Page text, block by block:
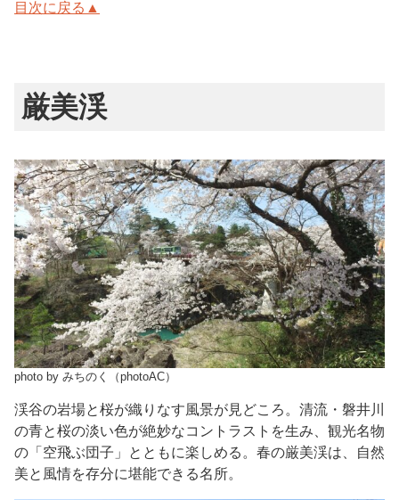
目次に戻る▲
厳美渓
photo by みちのく（photoAC）
渓谷の岩場と桜が織りなす風景が見どころ。清流・磐井川
の青と桜の淡い色が絶妙なコントラストを生み、観光名物
の「空飛ぶ団子」とともに楽しめる。春の厳美渓は、自然
美と風情を存分に堪能できる名所。